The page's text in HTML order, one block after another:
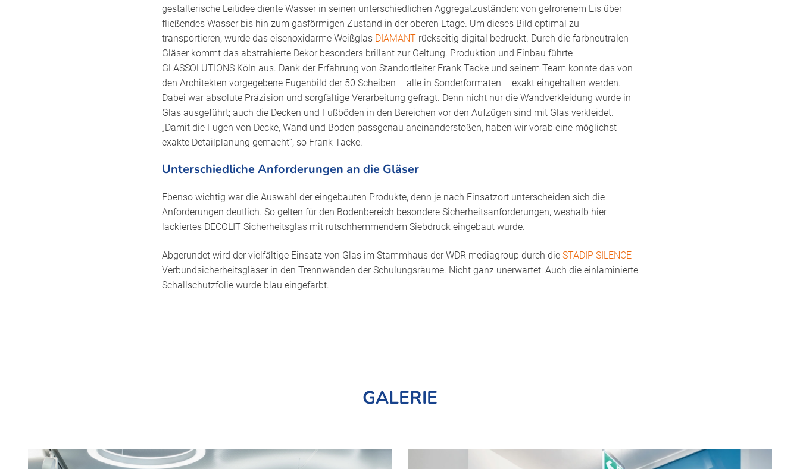
gestalterische Leitidee diente Wasser in seinen unterschiedlichen Aggregatzuständen: von gefrorenem Eis über
fließendes Wasser bis hin zum gasförmigen Zustand in der oberen Etage. Um dieses Bild optimal zu
transportieren, wurde das eisenoxidarme Weißglas DIAMANT rückseitig digital bedruckt. Durch die farbneutralen
Gläser kommt das abstrahierte Dekor besonders brillant zur Geltung. Produktion und Einbau führte
GLASSOLUTIONS Köln aus. Dank der Erfahrung von Standortleiter Frank Tacke und seinem Team konnte das von
den Architekten vorgegebene Fugenbild der 50 Scheiben – alle in Sonderformaten – exakt eingehalten werden.
Dabei war absolute Präzision und sorgfältige Verarbeitung gefragt. Denn nicht nur die Wandverkleidung wurde in
Glas ausgeführt; auch die Decken und Fußböden in den Bereichen vor den Aufzügen sind mit Glas verkleidet.
„Damit die Fugen von Decke, Wand und Boden passgenau aneinanderstoßen, haben wir vorab eine möglichst
exakte Detailplanung gemacht“, so Frank Tacke.
Unterschiedliche Anforderungen an die Gläser
Ebenso wichtig war die Auswahl der eingebauten Produkte, denn je nach Einsatzort unterscheiden sich die
Anforderungen deutlich. So gelten für den Bodenbereich besondere Sicherheitsanforderungen, weshalb hier
lackiertes DECOLIT Sicherheitsglas mit rutschhemmendem Siebdruck eingebaut wurde.
Abgerundet wird der vielfältige Einsatz von Glas im Stammhaus der WDR mediagroup durch die STADIP SILENCE-
Verbundsicherheitsgläser in den Trennwänden der Schulungsräume. Nicht ganz unerwartet: Auch die einlaminierte
Schallschutzfolie wurde blau eingefärbt.
GALERIE